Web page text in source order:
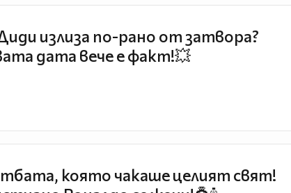
излиза по-рано от затвора?
дата вече е факт!💥
която чакаше целият свят!